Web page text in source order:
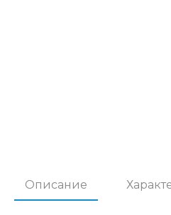
Описание